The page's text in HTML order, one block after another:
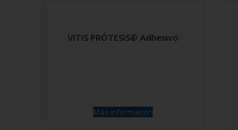
VITIS PRÓTESIS® Adhesivo
Más información